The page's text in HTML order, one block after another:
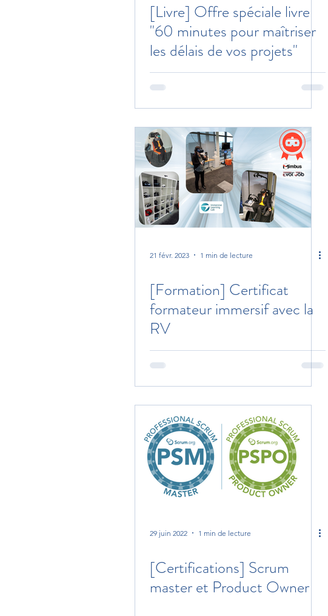
[Livre] Offre spéciale livre
"60 minutes pour maîtriser
les délais de vos projets"
21 févr. 2023 1 min de lecture
[Formation] Certificat
formateur immersif avec la
RV
29 juin 2022 1 min de lecture
[Certifications] Scrum
master et Product Owner